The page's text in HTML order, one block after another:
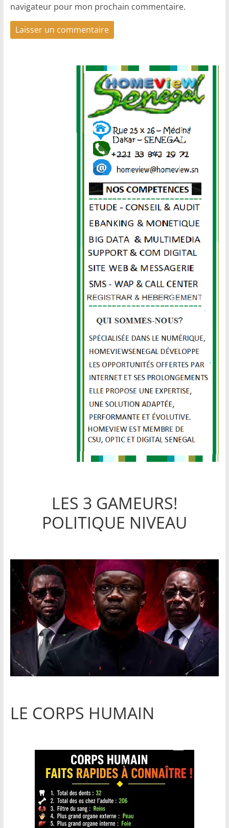
navigateur pour mon prochain commentaire.
LES 3 GAMEURS!
POLITIQUE NIVEAU
LE CORPS HUMAIN